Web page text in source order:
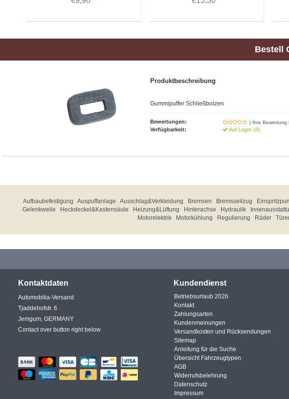
Bestell
Produktbeschreibung
Gummipuffer Schließbolzen
Bewertungen: | Ihre Bewertung
Verfügbarkeit: Auf Lager (8)
Aufbaubefestigung Auspuffanlage Ausschlag&Verkleidung Bremsen Bremsseilzug
Gelenkwelle
Heckdeckel&Kastensäule Heizung&Lüftung Hinterachse Hydraulik
Motorelektrik
Motorkühlung Regulierung Räder
Kontaktdaten
Automobilia-Versand
Tjaddehofstr. 6
Jemgum, GERMANY
Contact over button right below
Kundendienst
Betriebsurlaub 2026
Kontakt
Zahlungsarten
Kundenmeinungen
Versandkosten und Rücksendungen
Sitemap
Anleitung für die Suche
Übersicht Fahrzeugtypen
AGB
Widerrufsbelehrung
Datenschutz
Impressum